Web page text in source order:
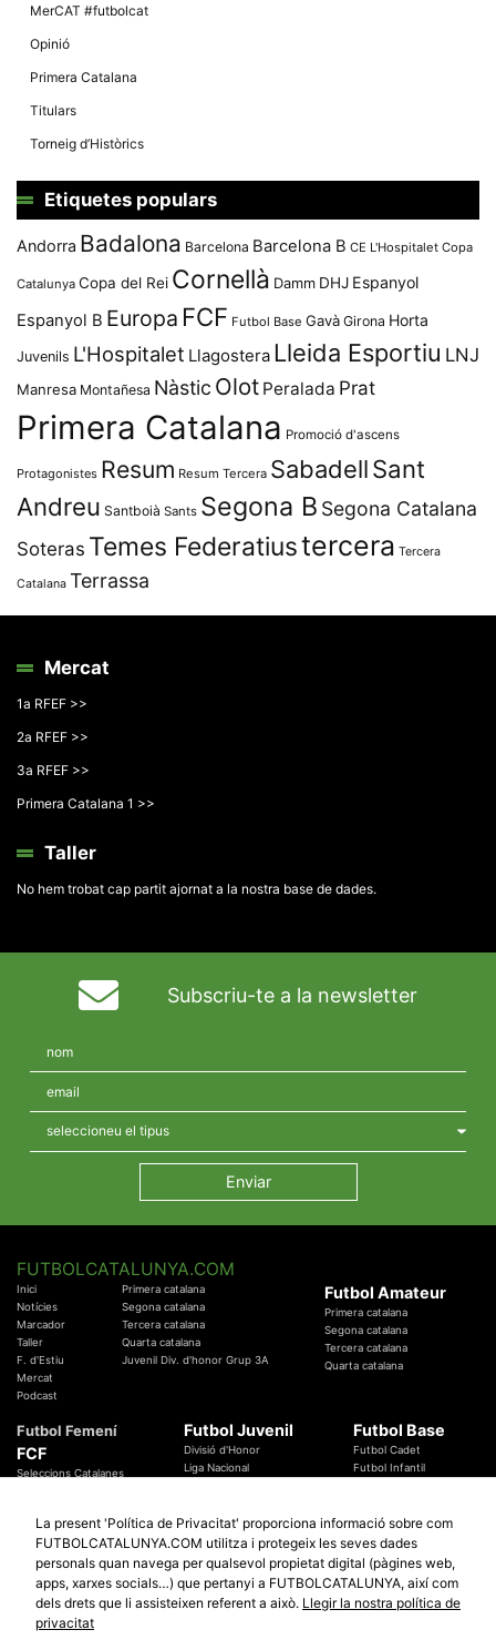
MerCAT #futbolcat
Opinió
Primera Catalana
Titulars
Torneig d’Històrics
Etiquetes populars
Andorra Badalona Barcelona Barcelona B CE L'Hospitalet Copa
Catalunya Copa del Rei Cornellà Damm DHJ Espanyol
Espanyol B Europa FCF Futbol Base Gavà Girona Horta
Juvenils L'Hospitalet Llagostera Lleida Esportiu LNJ
Manresa Montañesa Nàstic Olot Peralada Prat
Primera Catalana Promoció d'ascens
Protagonistes Resum Resum Tercera SabadellSant
Andreu Santboià Sants Segona B Segona Catalana
Soteras Temes Federatiustercera Tercera
Catalana Terrassa
Mercat
1a RFEF >>
2a RFEF >>
3a RFEF >>
Primera Catalana 1 >>
Taller
No hem trobat cap partit ajornat a la nostra base de dades.
Subscriu-te a la newsletter
FUTBOLCATALUNYA.COM
Inici
Notícies
Marcador
Taller
F. d'Estiu
Mercat
Podcast
Primera catalana
Segona catalana
Tercera catalana
Quarta catalana
Juvenil Div. d'honor Grup 3A
Futbol Amateur
Primera catalana
Segona catalana
Tercera catalana
Quarta catalana
Futbol Femení
FCF
Seleccions Catalanes
Temes Federatius
Futbol Juvenil
Divisió d'Honor
Liga Nacional
Futbol Base
Futbol Cadet
Futbol Infantil
Futbol Catalunya
Promocions
Sortejos
Participació
Especials
Copa Catalunya Absoluta 2019
Copa del Rei 2019 - 2020
La present 'Política de Privacitat' proporciona informació sobre com
FUTBOLCATALUNYA.COM utilitza i protegeix les seves dades
personals quan navega per qualsevol propietat digital (pàgines web,
apps, xarxes socials…) que pertanyi a FUTBOLCATALUNYA, així com
dels drets que li assisteixen referent a això. Llegir la nostra política de
privacitat